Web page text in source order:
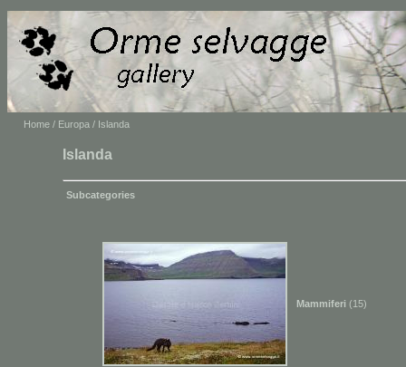
Home / Europa / Islanda
Islanda
Subcategories
Mammiferi (15)